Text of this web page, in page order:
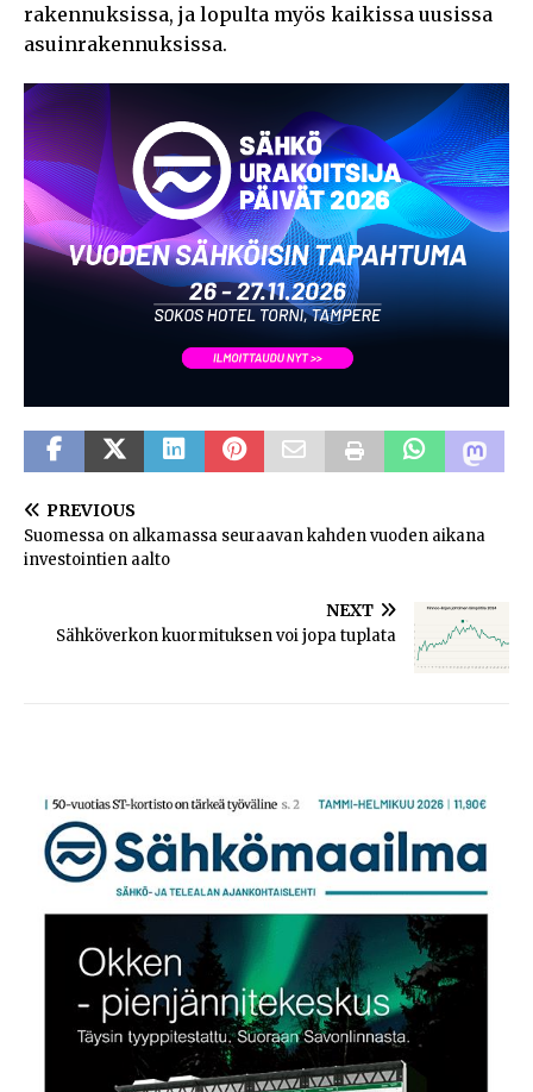
rakennuksissa, ja lopulta myös kaikissa uusissa
asuinrakennuksissa.
PREVIOUS
Suomessa on alkamassa seuraavan kahden vuoden aikana
investointien aalto
NEXT
Sähköverkon kuormituksen voi jopa tuplata